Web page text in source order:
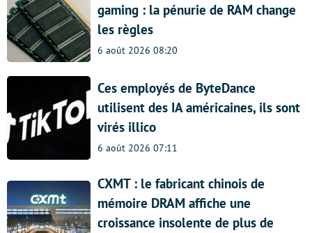
gaming : la pénurie de RAM change
les règles
6 août 2026 08:20
Ces employés de ByteDance
utilisent des IA américaines, ils sont
virés illico
6 août 2026 07:11
CXMT : le fabricant chinois de
mémoire DRAM affiche une
croissance insolente de plus de